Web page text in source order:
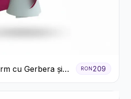
cu Gerbera și
RON 209